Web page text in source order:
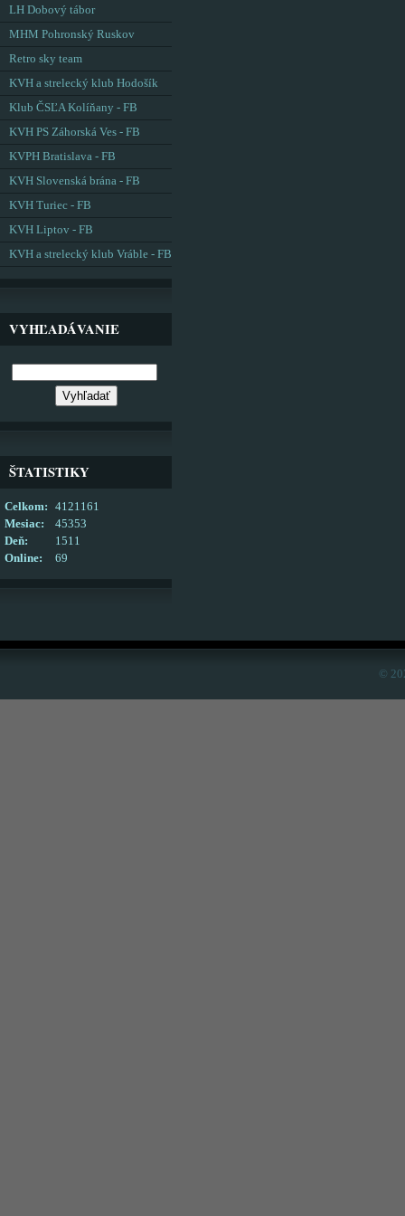
LH Dobový tábor
MHM Pohronský Ruskov
Retro sky team
KVH a strelecký klub Hodošík
Klub ČSĽA Kolíňany - FB
KVH PS Záhorská Ves - FB
KVPH Bratislava - FB
KVH Slovenská brána - FB
KVH Turiec - FB
KVH Liptov - FB
KVH a strelecký klub Vráble - FB
VYHĽADÁVANIE
ŠTATISTIKY
Online: 69
Celkom:
4121161
Mesiac:
45353
Deň:
1511
©